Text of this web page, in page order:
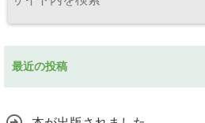
最近の投稿